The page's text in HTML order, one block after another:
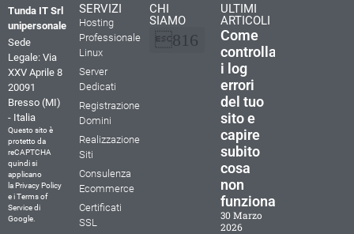
Tunda IT Srl
unipersonale
Sede
Legale: Via
XXV Aprile 8
20091
Bresso (MI)
- Italia
Questo sito è
protetto da
reCAPTCHA
quindi si
applicano
laPrivacy Policy
e iTerms of
Servicedi
Google.
SERVIZI
Hosting
Professionale
Linux
Server
Dedicati
Registrazione
Domini
Realizzazione
Siti
Consulenza
Ecommerce
Certificati
SSL
CHI
SIAMO
ULTIMI
ARTICOLI
Come
controllare
i log
errori
del tuo
sito e
capire
subito
cosa
non
funziona
30 Marzo
2026